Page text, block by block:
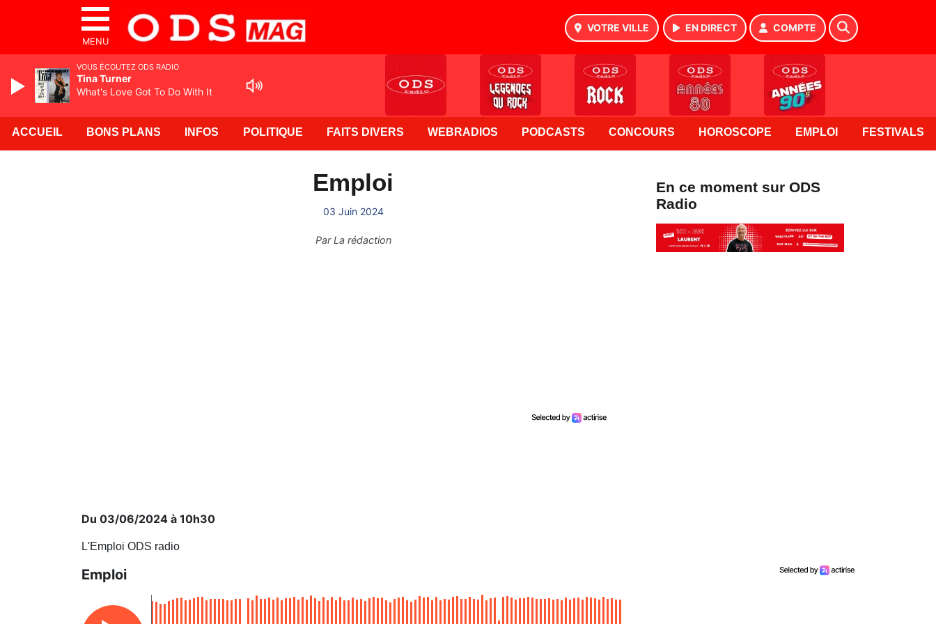
MENU
VOTRE VILLE EN DIRECT COMPTE
ACCUEIL BONS PLANS INFOS POLITIQUE FAITS DIVERS WEBRADIOS PODCASTS CONCOURS HOROSCOPE EMPLOI FESTIVALS
Emploi
03 Juin 2024
ParLa rédaction
Du 03/06/2024 à 10h30
L'Emploi ODS radio
Emploi
En ce moment sur ODS
Radio
VOUS ÉCOUTEZ ODS RADIO
Tina Turner
What's Love Got To Do With It